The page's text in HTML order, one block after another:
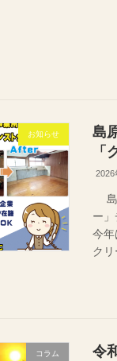
お知らせ
島
「
2026
島
ー
今
ク
コラム 令